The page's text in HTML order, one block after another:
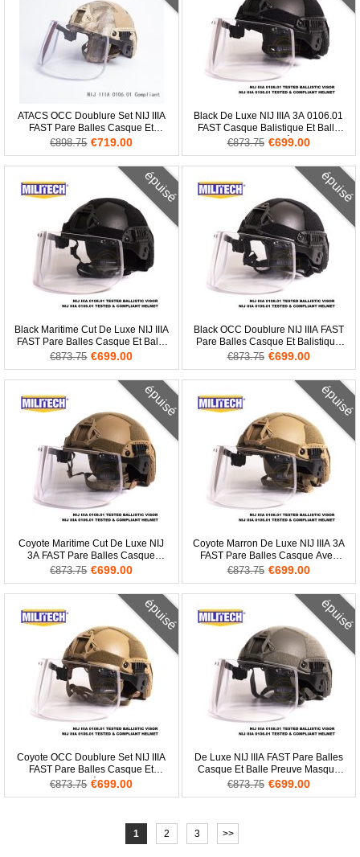
ATACS OCC Doublure Set NIJ IIIA
FAST Pare Balles Casque Et
Visage Bouclier
€898.75 €719.00
Black De Luxe NIJ IIIA 3A 0106.01
FAST Casque Balistique Et Balle
Preuve Visière
€873.75 €699.00
Black Maritime Cut De Luxe NIJ IIIA
FAST Pare Balles Casque Et Balle
Preuve Visage Bouclier
€873.75 €699.00
épuisé
Black OCC Doublure NIJ IIIA FAST
Pare Balles Casque Et Balistique
Visière
€873.75 €699.00
épuisé
Coyote Maritime Cut De Luxe NIJ
3A FAST Pare Balles Casque
Balistique Visage Bouclier
€873.75 €699.00
épuisé
Coyote Marron De Luxe NIJ IIIA 3A
FAST Pare Balles Casque Avec
Balistique Masque
€873.75 €699.00
épuisé
Coyote OCC Doublure Set NIJ IIIA
FAST Pare Balles Casque Et
Visière
€873.75 €699.00
épuisé
De Luxe NIJ IIIA FAST Pare Balles
Casque Et Balle Preuve Masque
Paquet
€873.75 €699.00
épuisé
1 2 3 >>